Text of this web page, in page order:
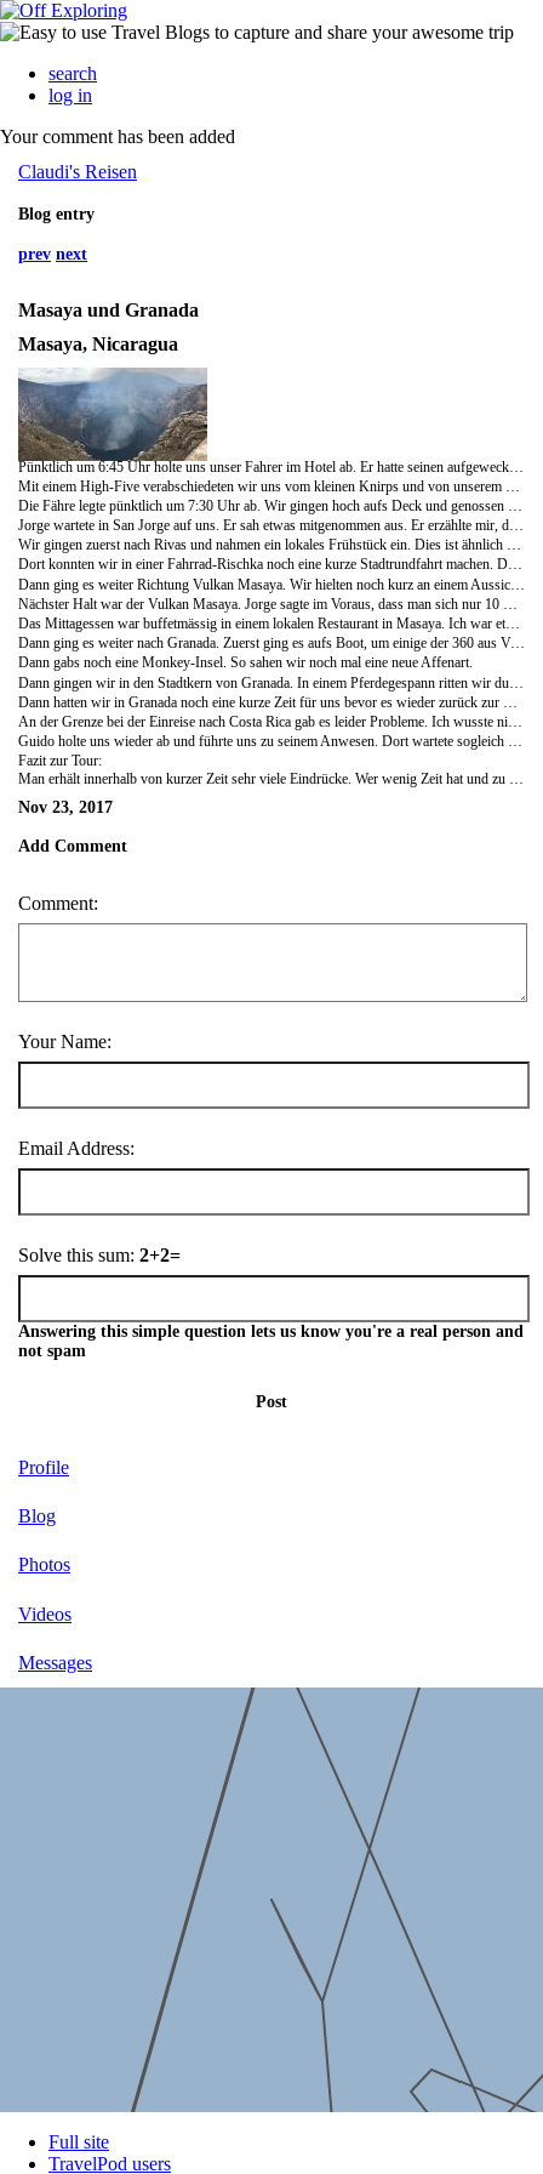
search
log in
Your comment has been added
Claudi's Reisen
Blog entry
prev next
Masaya und Granada
Masaya, Nicaragua
Die Fähre legte pünktlich um 7:30 Uhr ab. Wir gingen hoch aufs Deck und genossen die bereits warme Sonne.
Jorge wartete in San Jorge auf uns. Er sah etwas mitgenommen aus. Er erzählte mir, dass er bis 3 Uhr am Morgen noch weiter arbeiten musste - oder vielleicht war er auch Party machen;).
Wir gingen zuerst nach Rivas und nahmen ein lokales Frühstück ein. Dies ist ähnlich wie in Costa Rica; Reis mit Bohnen, Rührei und ein Stück Käse und Tortillas.
Dort konnten wir in einer Fahrrad-Rischka noch eine kurze Stadtrundfahrt machen. Der Markt war sehr interessant. Man bekam dort alles, was man so zum Leben brauchte. Die Leute sind etwas neugieriger und sprechen einem mehr an als in Costa Rica.
Nächster Halt war der Vulkan Masaya. Jorge sagte im Voraus, dass man sich nur 10 Minuten dort aufhalten darf, wegen den giftigen Dämpfen. Wir konnten gleich hoch fahren ohne, dass wir anstehen mussten. Der Vulkan ist noch aktiv und könnte anscheinend jeden Moment ausbrechen. Es war sehr eindrücklich zu sehen wie der Rauch aus dem Krater steigt. Bei uns gab es leider zu viel Rauch, so dass man die Lava nicht sehen konnte, dafür hörte man es brodeln.
Das Mittagessen war buffetmässig in einem lokalen Restaurant in Masaya. Ich war etwas überfordert, weil man schnell entscheiden musste, was man nimmt. Zudem gab es riesen Portionen:). Wenigstens beim Getränk viel es mir einfach zu bestellen. Wir nahmen standesgemäss das Tona Bier.
Dann ging es weiter nach Granada. Zuerst ging es aufs Boot, um einige der 360 aus Vulkanstein entstandenen Inseln anzuschauen. Jorge sagte zum Bootsführer, dass ich mein Spanisch praktizieren möchte und er soll direkt mit mir sprechen und ich dann für meine Eltern übersetzen. Es ging dann auch gar nicht mal so schlecht:). Während der Bootsfahrt hatte Jorge für uns noch eine Überraschung und zwar gibt es auf einer der Insel eine spezielle Blume, die es nur in Nicaragua gibt und die nur im November blüht. Sie wird anscheinend für Heiratsanträge benutzt. Es sieht aus wie eine zu dünn gewordene Banane und wenn man den Stengel öffnet kommt eine wunderschöne Blume raus.
Dann gabs noch eine Monkey-Insel. So sahen wir noch mal eine neue Affenart.
An der Grenze bei der Einreise nach Costa Rica gab es leider Probleme. Ich wusste nicht, dass ich das Ausreiseflugticket vorweisen musste. Die junge Dame war sehr stur, obwohl ich ihr erklärte, dass wir effektiv Morgen heimreisen. Dann schaute der nette junge Herr vom Nebenschalter rüber und sagte, dass er uns einfach 2 Tage Aufenthalt genehmigen kann. Dies reichte ja für uns:).
Guido holte uns wieder ab und führte uns zu seinem Anwesen. Dort wartete sogleich das Abendessen auf uns. Eigentlich noch total voll vom Essen vom ganzen Tag konnte ich aber dann nicht wiederstehen. Agi kocht nämlich hervorragend. Es war noch ein weiterer Schweizer an unserem Tisch, der seit 15 Jahren dort lebt. Der holte noch seinen Appenzeller-Schnaps hervor und der half dann zusätzlich für den guten Schlaf.
Fazit zur Tour:
Man erhält innerhalb von kurzer Zeit sehr viele Eindrücke. Wer wenig Zeit hat und zu Costa Rica etwas Kontrast reinbringen möchte, dem würde ich es sehr empfehlen. Die Tour hatten wir über Agi und Guido gebucht. So haben wir uns an der Grenze einiges an Zeit gespart und mussten die Wege nicht selber zurück legen. Zudem hatten wir unsere private Tour und konnten auch selber Einfluss nehmen, was wir machen wollten und was eher weniger.
Nov 23, 2017
Add Comment
Comment:
Your Name:
Email Address:
Solve this sum: 2+2=
Answering this simple question lets us know you're a real person and
not spam
Post
Profile
Blog
Photos
Videos
Messages
Full site
TravelPod users